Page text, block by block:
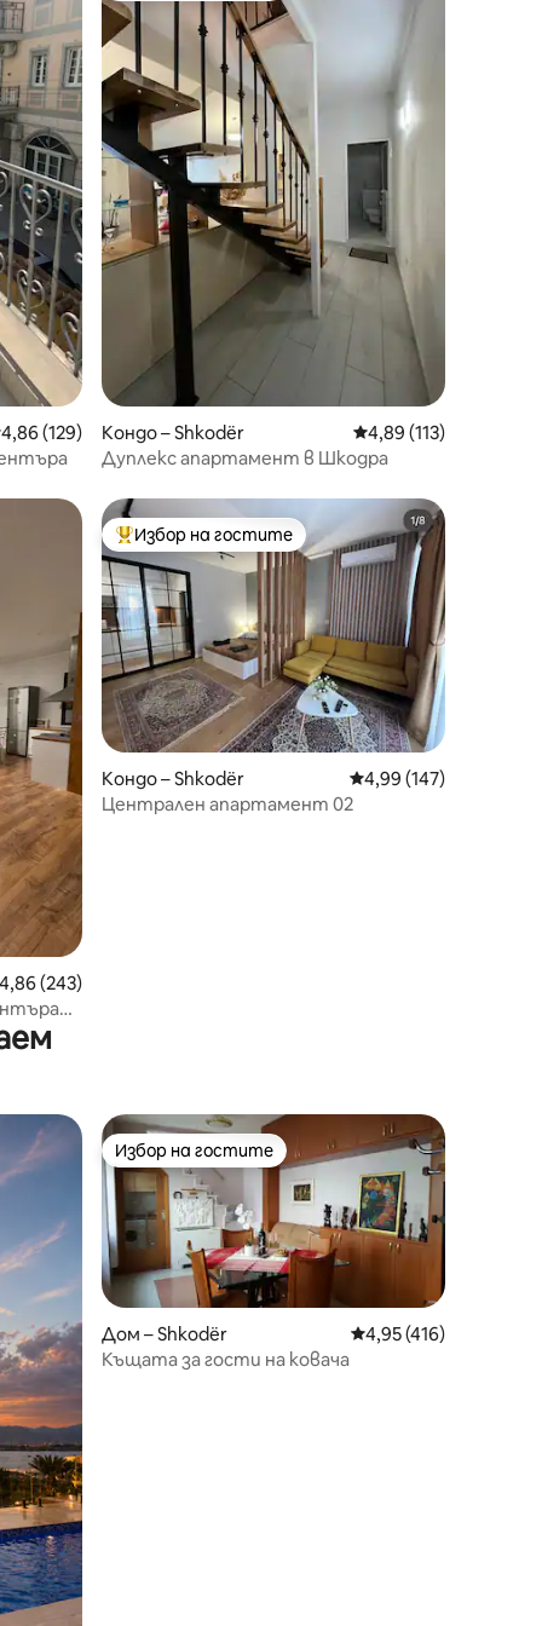
оценка: 4,86 от 5, 129 отзива
4,86 (129)
Кондо – Shkodër Средна оценка: 4,89
4,89 (113)
Дуплекс апартамент в Шкодра
оценка: 4,86 от 5, 243 отзива
4,86 (243)
Най-популярен избор на гостите
Избор на гостите
Кондо – Shkodër Средна оценка: 4,99
4,99 (147)
Централен апартамент 02
Избор на гостите
Избор на гостите
Дом – Shkodër Средна оценка: 4,95
4,95 (416)
Къщата за гости на ковача